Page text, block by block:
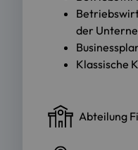
der
Klassische
Abteilung